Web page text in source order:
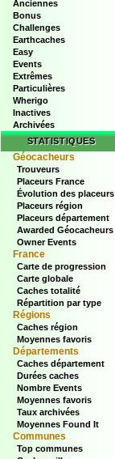
Anciennes
Bonus
Challenges
Earthcaches
Easy
Events
Extrêmes
Particulières
Wherigo
Inactives
Archivées
STATISTIQUES
Géocacheurs
Trouveurs
Placeurs France
Évolution des placeurs
Placeurs région
Placeurs département
Awarded Géocacheurs
Owner Events
France
Carte de progression
Carte globale
Caches totalité
Répartition par type
Régions
Caches région
Moyennes favoris
Départements
Caches département
Durées caches
Nombre Events
Moyennes favoris
Taux archivées
Moyennes Found It
Communes
Top communes